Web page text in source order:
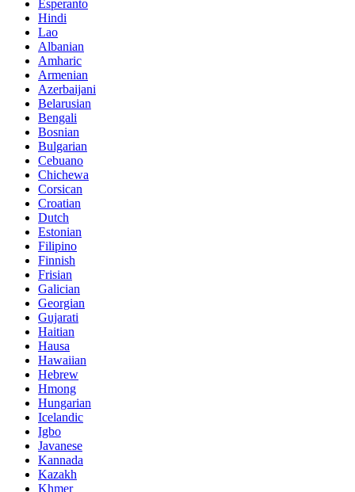
Esperanto
Hindi
Lao
Albanian
Amharic
Armenian
Azerbaijani
Belarusian
Bengali
Bosnian
Bulgarian
Cebuano
Chichewa
Corsican
Croatian
Dutch
Estonian
Filipino
Finnish
Frisian
Galician
Georgian
Gujarati
Haitian
Hausa
Hawaiian
Hebrew
Hmong
Hungarian
Icelandic
Igbo
Javanese
Kannada
Kazakh
Khmer